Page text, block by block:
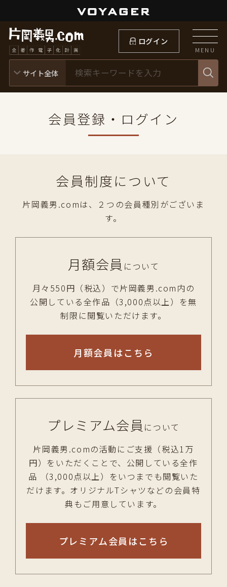
ログイン
MENU
会員登録・ログイン
会員制度について
片岡義男.comは、２つの会員種別がございま
す。
月額会員 について
月々550円（税込）で片岡義男.com内の
公開している全作品（3,000点以上）を無
制限に閲覧いただけます。
月額会員はこちら
プレミアム会員 について
片岡義男.comの活動にご支援（税込1万
円）をいただくことで、公開している全作
品 （3,000点以上）をいつまでも閲覧いた
だけます。オリジナルTシャツなどの会員特
典もご用意しています。
プレミアム会員はこちら